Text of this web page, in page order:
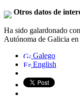
Otros datos de
Ha sido galardonado
Autónoma de Galicia
Galego
English